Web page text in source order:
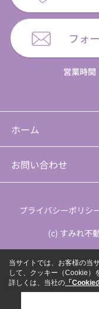
フォ
営業時間
ホーム
お問い合わせ
プライバシーポリシ
(c) すみれ不
当サイトでは、お客様の当
して、クッキー（Cookie）
詳しくは、当社の 「Cookie